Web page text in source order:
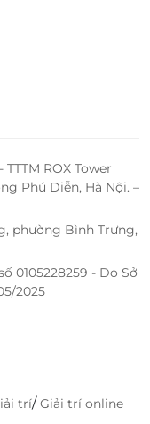
tiện lợi, săn
ROX Tower
Phú Diễn, Hà Nội. –
phường Bình Trưng,
0105228259 - Do Sở
2025
trí/Giải trí online